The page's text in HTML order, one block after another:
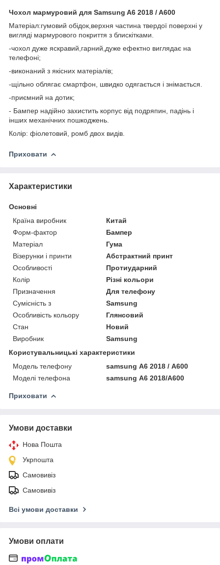
Чохол мармуровий для Samsung A6 2018 / A600
Матеріал:гумовий обідок,верхня частина твердої поверхні у
вигляді мармурового покриття з блискітками.
-чохол дуже яскравий,гарний,дуже ефектно виглядає на
телефоні;
-виконаний з якісних матеріалів;
-щільно облягає смартфон, швидко одягається і знімається.
-приємний на дотик;
- Бампер надійно захистить корпус від подряпин, падінь і
інших механічних пошкоджень.
Колір: фіолетовий, ромб двох видів.
Приховати
Характеристики
Основні
Країна виробник
Китай
Форм-фактор
Бампер
Матеріал
Гума
Візерунки і принти
Абстрактний принт
Особливості
Протиударний
Колір
Різні кольори
Призначення
Для телефону
Сумісність з
Samsung
Особливість кольору
Глянсовий
Стан
Новий
Виробник
Samsung
Користувальницькі характеристики
Модель телефону
samsung А6 2018 / A600
Моделі телефона
samsung А6 2018/A600
Приховати
Умови доставки
Нова Пошта
Укрпошта
Самовивіз
Самовивіз
Всі умови доставки
Умови оплати